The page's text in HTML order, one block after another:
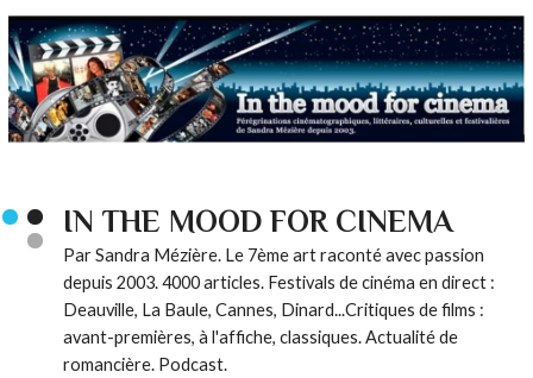
IN THE MOOD FOR CINEMA
Par Sandra Mézière. Le 7ème art raconté avec passion
depuis 2003. 4000 articles. Festivals de cinéma en direct :
Deauville, La Baule, Cannes, Dinard...Critiques de films :
avant-premières, à l'affiche, classiques. Actualité de
romancière. Podcast.